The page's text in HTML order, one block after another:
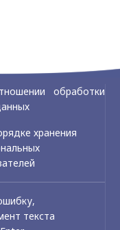
обработки
хранения
текста